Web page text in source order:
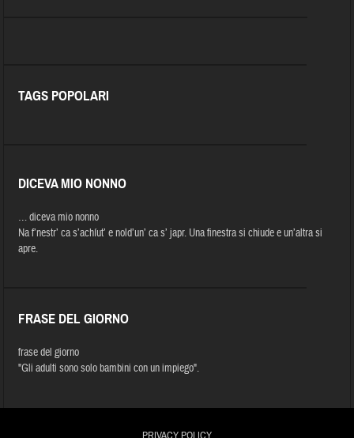
TAGS POPOLARI
DICEVA MIO NONNO
… diceva mio nonno
Na f’nestr’ ca s’achíut’ e nold’un’ ca s’ japr. Una finestra si chiude e un’altra si
apre.
FRASE DEL GIORNO
frase del giorno
"Gli adulti sono solo bambini con un impiego".